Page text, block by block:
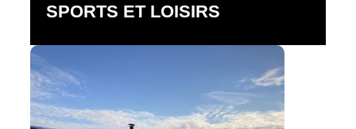
SPORTS ET LOISIRS